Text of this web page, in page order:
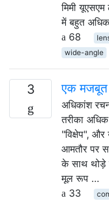
मिमी
में बहुत
68
wide-angle
3 एक मजबूत
अधिकांश
तरीका
"विक्षेप",
आमतौर पर
के साथ थोड़े
मूल रूप …
33